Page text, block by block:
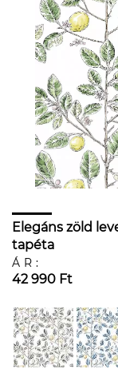
Elegáns zöld
tapéta
ÁR:
42 990 Ft